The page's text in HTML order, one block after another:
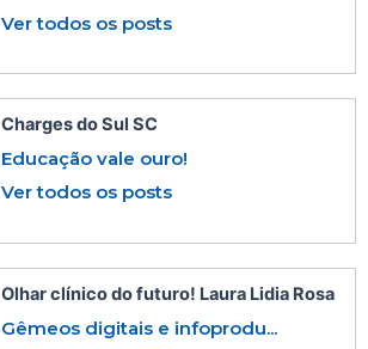
Ver todos os posts
Charges do Sul SC
Educação vale ouro!
Ver todos os posts
Olhar clínico do futuro! Laura Lidia Rosa
Gêmeos digitais e infoprodu...